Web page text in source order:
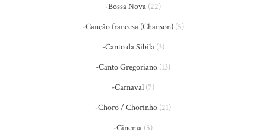
-Bossa Nova (22)
-Canção francesa (Chanson)(5)
-Canto da Sibila(3)
-Canto Gregoriano (13)
-Carnaval (7)
-Choro / Chorinho (21)
-Cinema (5)